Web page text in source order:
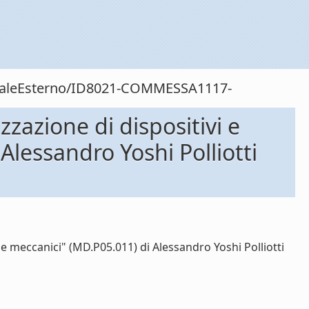
ID8021-COMMESSA1117-
di dispositivi e
Yoshi Polliotti
(MD.P05.011) di Alessandro Yoshi Polliotti